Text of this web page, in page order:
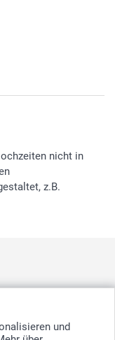
und
nicht in
z.B.